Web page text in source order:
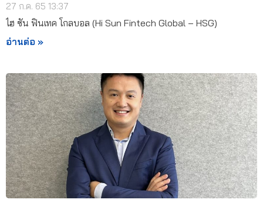
27 ก.ค. 65 13:37
ไฮ ซัน ฟินเทค โกลบอล (Hi Sun Fintech Global – HSG)
อ่านต่อ »